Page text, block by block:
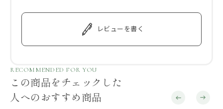
レビューを書く
RECOMMENDED FOR YOU
この商品をチェックした
人へのおすすめ商品